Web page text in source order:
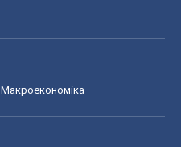
Макроекономіка